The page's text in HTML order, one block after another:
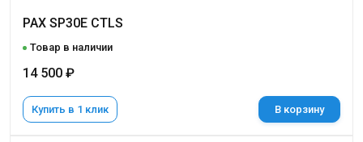
PAX SP30E CTLS
Товар в наличии
14 500 ₽
Купить в 1 клик В корзину